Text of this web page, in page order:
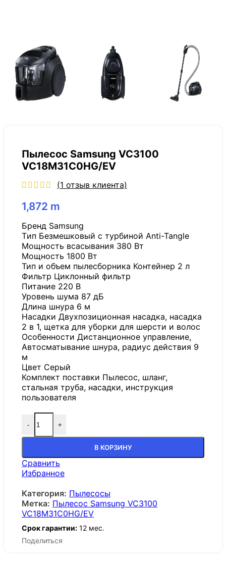
Пылесос Samsung VC3100
VC18M31C0HG/EV
(1 отзыв клиента)
1,872 m
Бренд Samsung
Tип Безмешковый с турбиной Anti-Tangle
Мощность всасывания 380 Вт
Мощность 1800 Вт
Тип и объем пылесборника Контейнер 2 л
Фильтр Циклонный фильтр
Питание 220 В
Уровень шума 87 дБ
Длина шнура 6 м
Насадки Двухпозиционная насадка, насадка
2 в 1, щетка для уборки для шерсти и волос
Особенности Дистанционное управление,
Автосматывание шнура, радиус действия 9
м
Цвет Серый
Комплект поставки Пылесос, шланг,
стальная труба, насадки, инструкция
пользователя
- +
В КОРЗИНУ
Сравнить
Избранное
Категория: Пылесосы
Метка: Пылесос Samsung VC3100
VC18M31C0HG/EV
Срок гарантии: 12 мес.
Поделиться